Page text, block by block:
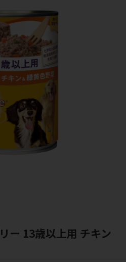
ー 13歳以上用 チキン